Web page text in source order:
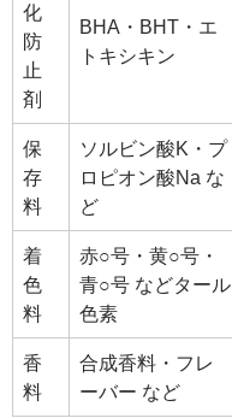
化
防
止
剤
BHA・BHT・エ
トキシキン
保
存
料
ソルビン酸K・プ
ロピオン酸Na な
ど
着
色
料
赤○号・黄○号・
青○号 などタール
色素
香
料
合成香料・フレ
ーバー など